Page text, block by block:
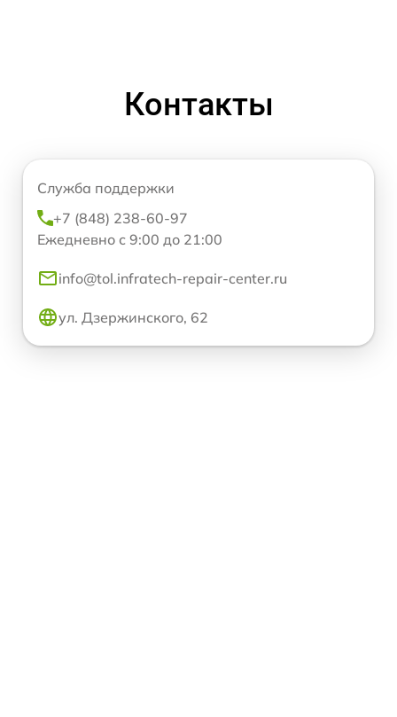
Контакты
Служба поддержки
+7 (848) 238-60-97
Ежедневно с 9:00 до 21:00
info@tol.infratech-repair-center.ru
ул. Дзержинского, 62